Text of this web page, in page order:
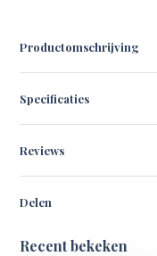
Productomschrijving
Specificaties
Reviews
Delen
Recent bekeken